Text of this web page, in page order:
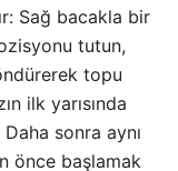
Sağ bacakla bir
tutun,
topu
ilk yarısında
sonra aynı
önce başlamak